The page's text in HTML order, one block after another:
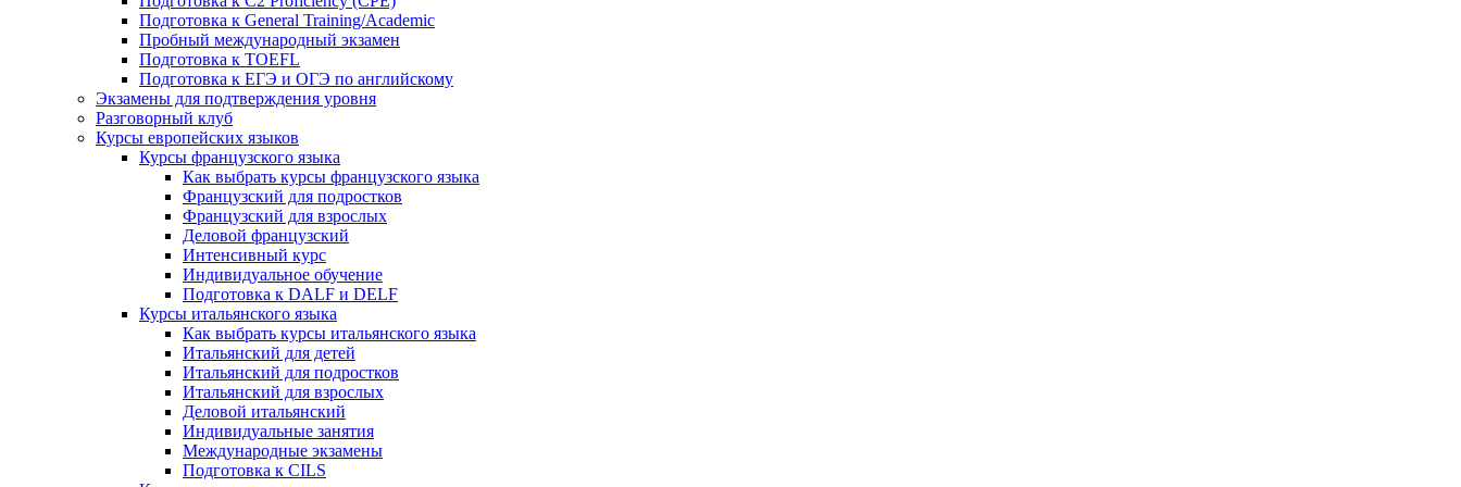
Подготовка к General Training/Academic
Пробный международный экзамен
Подготовка к TOEFL
Подготовка к ЕГЭ и ОГЭ по английскому
Экзамены для подтверждения уровня
Разговорный клуб
Курсы европейских языков
Курсы французского языка
Как выбрать курсы французского языка
Французский для подростков
Французский для взрослых
Деловой французский
Интенсивный курс
Индивидуальное обучение
Подготовка к DALF и DELF
Курсы итальянского языка
Как выбрать курсы итальянского языка
Итальянский для детей
Итальянский для подростков
Итальянский для взрослых
Деловой итальянский
Индивидуальные занятия
Международные экзамены
Подготовка к CILS